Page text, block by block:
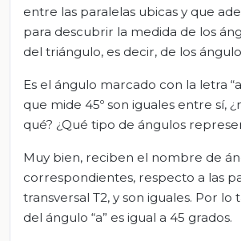
entre las paralelas ubicas y que
para descubrir la medida de los
del triángulo, es decir, de los
Es el ángulo marcado con la letra
que mide 45º son iguales entre sí,
qué? ¿Qué tipo de ángulos
Muy bien, reciben el nombre de
correspondientes, respecto a las
transversal T2, y son iguales. Por lo
del ángulo “a” es igual a 45 grados.